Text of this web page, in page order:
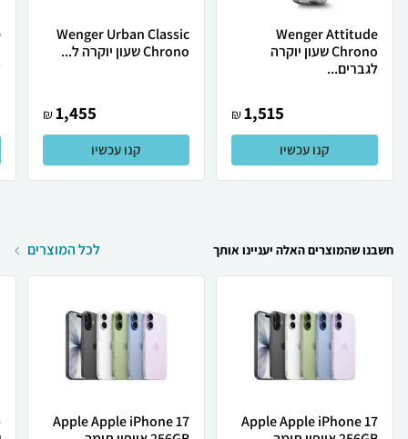
Wenger Attitude
Chrono שעון יוקרה
לגברים...
1,515
₪
קנו עכשיו
Wenger Urban Classic
Chrono שעון יוקרה ל...
1,455
₪
קנו עכשיו
חשבנו שהמוצרים האלה יעניינו אותך לכל המוצרים
Apple Apple iPhone 17
Apple Apple iPhone 17